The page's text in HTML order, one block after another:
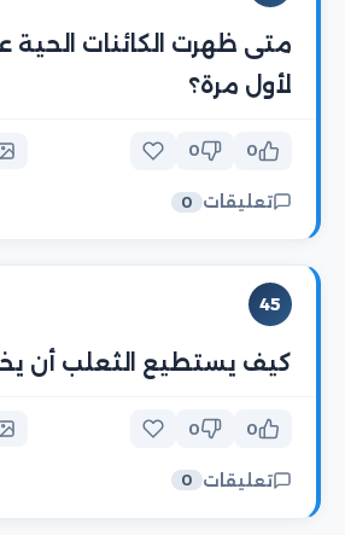
متى ظهرت الكائنات الحية
لأول مرة؟
0
0
تعليقات 0
45
كيف يستطيع الثعلب أن
0
0
تعليقات 0